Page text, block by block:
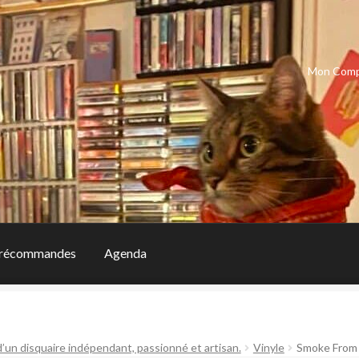
Mon
Agenda
disquaire indépendant, passionné et artisan. Vinyle Smoke